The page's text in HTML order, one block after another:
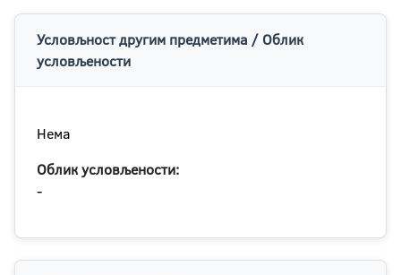
Условљност другим предметима / Облик
условљености
Нема
Облик условљености:
-